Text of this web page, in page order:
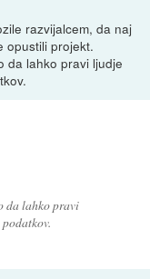
razvijalcem, da naj
opustili projekt.
da lahko pravi ljudje
da lahko pravi